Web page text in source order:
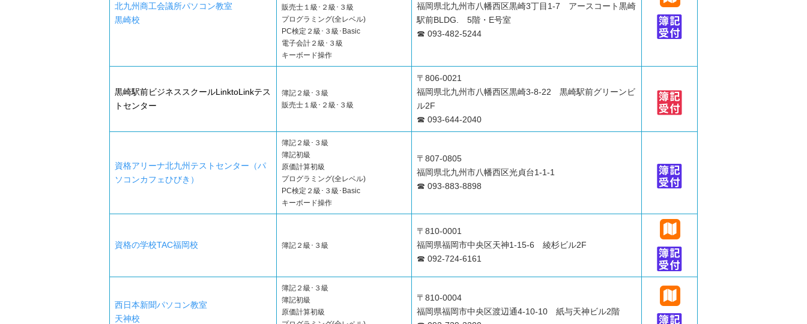
北九州商工会議所パソコン教室
黒崎校
販売士１級･２級･３級
プログラミング(全レベル)
PC検定２級･３級･Basic
電子会計２級･３級
キーボード操作
福岡県北九州市八幡西区黒崎3丁目1-7 アースコート黒崎
駅前BLDG. 5階・E号室
☎ 093-482-5244
黒崎駅前ビジネススクールLinktoLinkテス
トセンター
簿記２級･３級
販売士１級･２級･３級
〒806-0021
福岡県北九州市八幡西区黒崎3-8-22 黒崎駅前グリーンビ
ル2F
☎ 093-644-2040
資格アリーナ北九州テストセンター（パ
ソコンカフェひびき）
簿記２級･３級
簿記初級
原価計算初級
プログラミング(全レベル)
PC検定２級･３級･Basic
キーボード操作
〒807-0805
福岡県北九州市八幡西区光貞台1-1-1
☎ 093-883-8898
資格の学校TAC福岡校 簿記２級･３級
〒810-0001
福岡県福岡市中央区天神1-15-6 綾杉ビル2F
☎ 092-724-6161
西日本新聞パソコン教室
天神校
簿記２級･３級
簿記初級
原価計算初級
〒810-0004
福岡県福岡市中央区渡辺通4-10-10 紙与天神ビル2階